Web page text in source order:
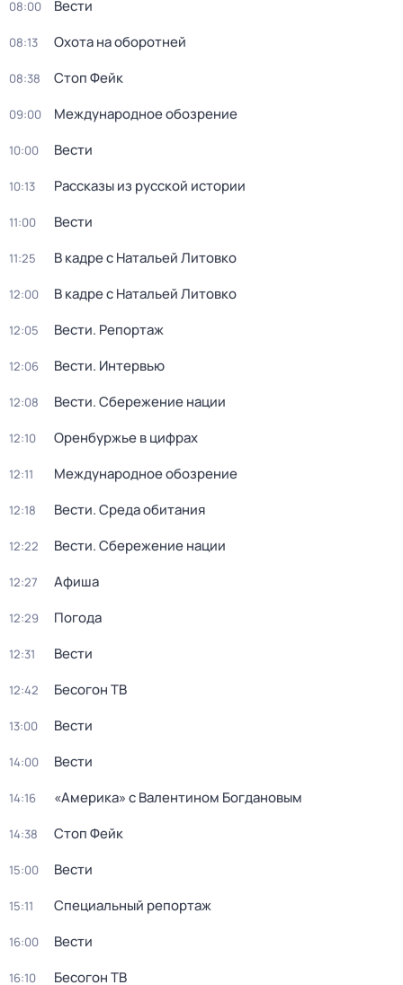
08:00 Вести
08:13 Охота на оборотней
08:38 Стоп Фейк
09:00 Международное обозрение
10:00 Вести
10:13 Рассказы из русской истории
11:00 Вести
11:25 В кадре с Натальей Литовко
12:00 В кадре с Натальей Литовко
12:05 Вести. Репортаж
12:06 Вести. Интервью
12:08 Вести. Сбережение нации
12:10 Оренбуржье в цифрах
12:11 Международное обозрение
12:18 Вести. Среда обитания
12:22 Вести. Сбережение нации
12:27 Афиша
12:29 Погода
12:31 Вести
12:42 Бесогон ТВ
13:00 Вести
14:00 Вести
14:16 «Америка» с Валентином Богдановым
14:38 Стоп Фейк
15:00 Вести
15:11 Специальный репортаж
16:00 Вести
16:10 Бесогон ТВ